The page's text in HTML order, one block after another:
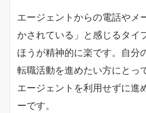
エージェントからの電話やメ
かされている」と感じるタイ
ほうが精神的に楽です。自分
転職活動を進めたい方にとっ
エージェントを利用せずに進
ーです。